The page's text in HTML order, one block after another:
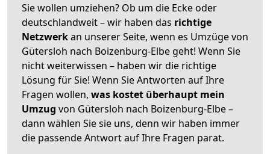
Sie wollen umziehen? Ob um die Ecke oder
deutschlandweit – wir haben das richtige
Netzwerkan unserer Seite, wenn es Umzüge von
Gütersloh nach Boizenburg-Elbe geht! Wenn Sie
nicht weiterwissen – haben wir die richtige
Lösung für Sie! Wenn Sie Antworten auf Ihre
Fragen wollen, was kostet überhaupt mein
Umzug von Gütersloh nach Boizenburg-Elbe –
dann wählen Sie sie uns, denn wir haben immer
die passende Antwort auf Ihre Fragen parat.